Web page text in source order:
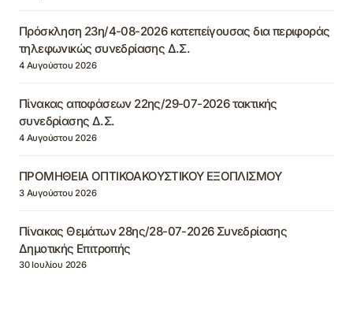
Πρόσκληση 23η/4-08-2026 κατεπείγουσας δια περιφοράς
τηλεφωνικώς συνεδρίασης Δ.Σ.
4 Αυγούστου 2026
Πίνακας αποφάσεων 22ης/29-07-2026 τακτικής
συνεδρίασης Δ.Σ.
4 Αυγούστου 2026
ΠΡΟΜΗΘΕΙΑ ΟΠΤΙΚΟΑΚΟΥΣΤΙΚΟΥ ΕΞΟΠΛΙΣΜΟΥ
3 Αυγούστου 2026
Πίνακας Θεμάτων 28ης/28-07-2026 Συνεδρίασης
Δημοτικής Επιτροπής
30 Ιουλίου 2026